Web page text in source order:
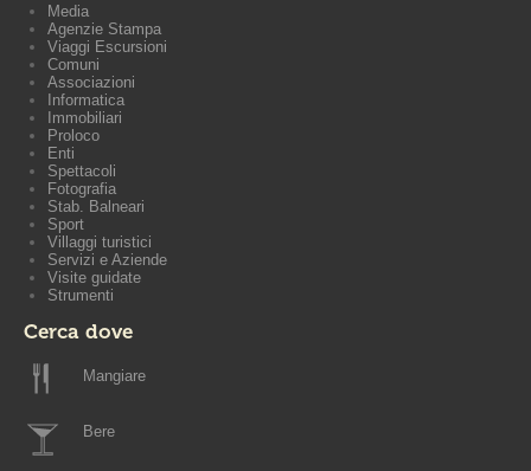
Media
Agenzie Stampa
Viaggi Escursioni
Comuni
Associazioni
Informatica
Immobiliari
Proloco
Enti
Spettacoli
Fotografia
Stab. Balneari
Sport
Villaggi turistici
Servizi e Aziende
Visite guidate
Strumenti
Cerca dove
Mangiare
Bere